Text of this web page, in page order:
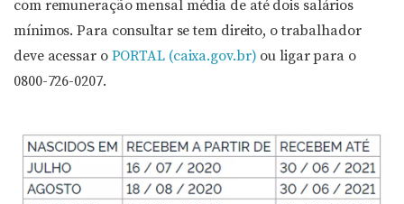
com remuneração mensal média de até dois salários
mínimos. Para consultar se tem direito, o trabalhador
deve acessar o PORTAL (caixa.gov.br) ou ligar para o
0800-726-0207.